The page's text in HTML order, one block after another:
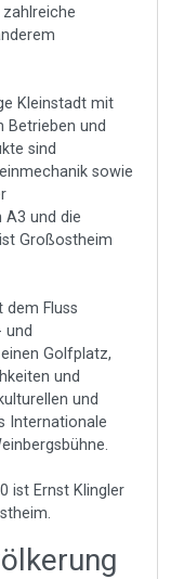
Kleinstadt mit
Betrieben und
sind
sowie
A3 und die
Großostheim
dem Fluss
und
Golfplatz,
und
und
Internationale
ist Ernst Klingler